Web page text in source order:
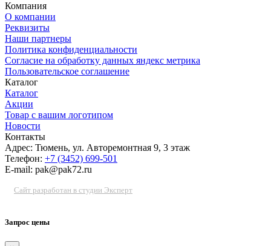
Компания
О компании
Реквизиты
Наши партнеры
Политика конфиденциальности
Согласие на обработку данных яндекс метрика
Пользовательское соглашение
Каталог
Каталог
Акции
Товар с вашим логотипом
Новости
Контакты
Адрес: Тюмень, ул. Авторемонтная 9, 3 этаж
Телефон: +7 (3452) 699-501
E-mail: pak@pak72.ru
Сайт разработан в студии Эксперт
Запрос цены